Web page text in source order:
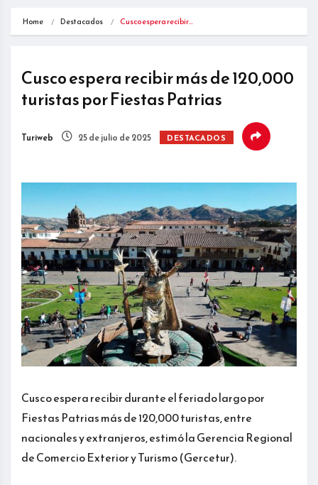
Home Destacados Cusco espera recibir…
Cusco espera recibir más de 120,000
turistas por Fiestas Patrias
Turiweb 25 de julio de 2025 DESTACADOS
Cusco espera recibir durante el feriado largo por
Fiestas Patrias más de 120,000 turistas, entre
nacionales y extranjeros, estimó la Gerencia Regional
de Comercio Exterior y Turismo (Gercetur).